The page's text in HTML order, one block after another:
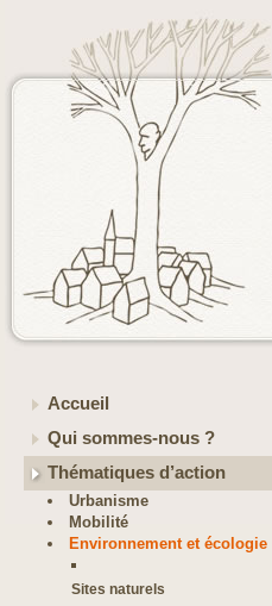
Accueil
Qui sommes-nous ?
Thématiques d’action
Urbanisme
Mobilité
Environnement et écologie
Sites naturels